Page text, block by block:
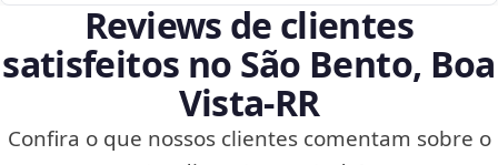
Reviews de clientes
satisfeitos no São Bento, Boa
Vista‑RR
Confira o que nossos clientes comentam sobre o